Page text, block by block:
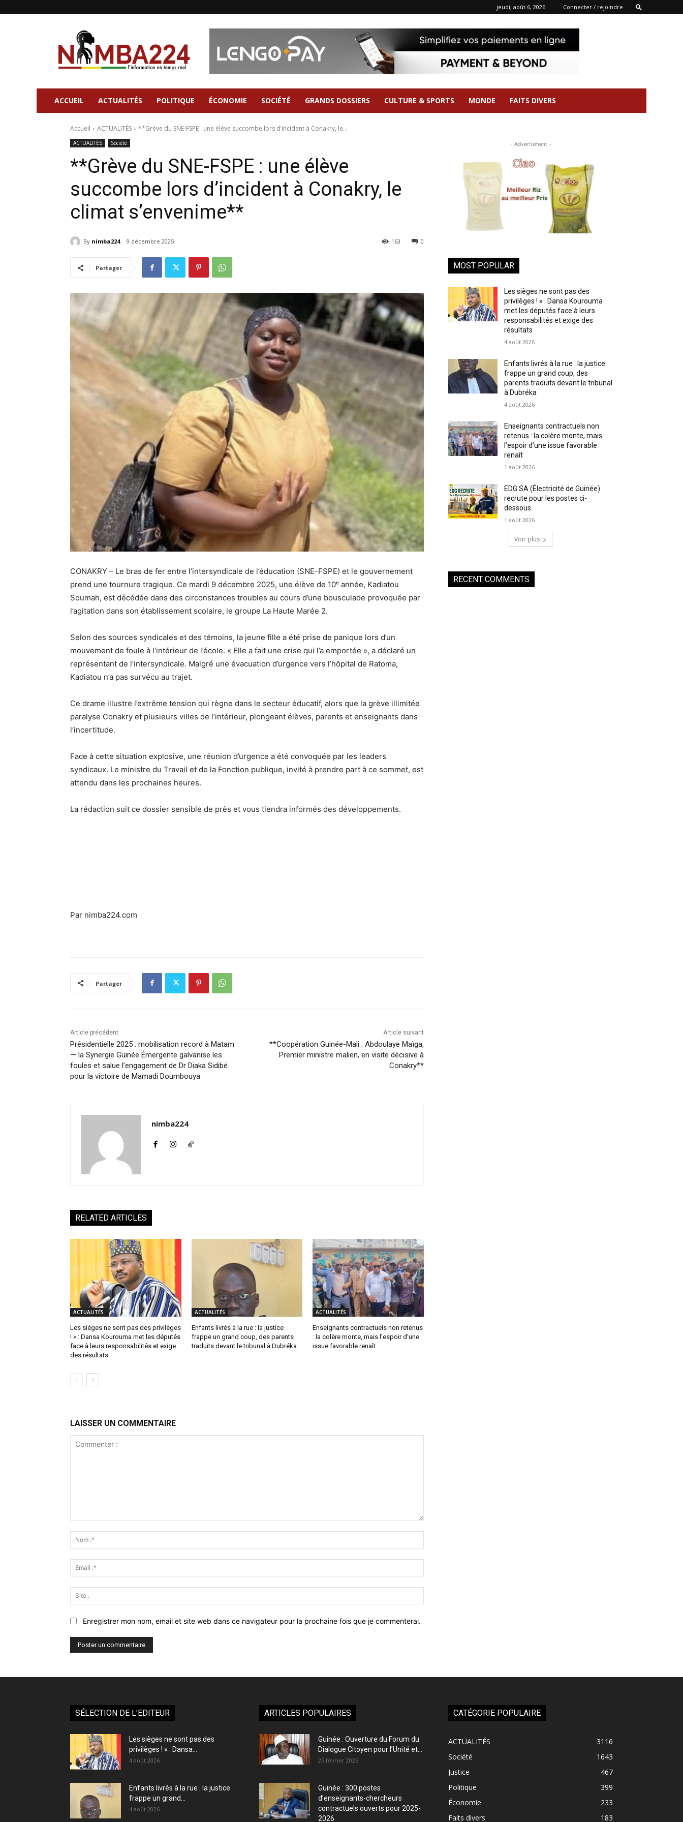
jeudi, août 6, 2026 Connecter / rejoindre
Nimba224
Site
d'information
ACCUEIL ACTUALITÉS POLITIQUE ÉCONOMIE SOCIÉTÉ GRANDS DOSSIERS CULTURE & SPORTS MONDE FAITS DIVERS
Accueil ACTUALITÉS **Grève du SNE-FSPE : une élève succombe lors d’incident à Conakry, le...
ACTUALITÉS Société
**Grève du SNE-FSPE : une élève
succombe lors d’incident à Conakry, le
climat s’envenime**
By nimba224 9 décembre 2025 0
163
Partager
CONAKRY – Le bras de fer entre l’intersyndicale de l’éducation (SNE-FSPE) et le gouvernement
prend une tournure tragique. Ce mardi 9 décembre 2025, une élève de 10ᵉ année, Kadiatou
Soumah, est décédée dans des circonstances troubles au cours d’une bousculade provoquée par
l’agitation dans son établissement scolaire, le groupe La Haute Marée 2.
Selon des sources syndicales et des témoins, la jeune fille a été prise de panique lors d’un
mouvement de foule à l’intérieur de l’école. « Elle a fait une crise qui l’a emportée », a déclaré un
représentant de l’intersyndicale. Malgré une évacuation d’urgence vers l’hôpital de Ratoma,
Kadiatou n’a pas survécu au trajet.
Ce drame illustre l’extrême tension qui règne dans le secteur éducatif, alors que la grève illimitée
paralyse Conakry et plusieurs villes de l’intérieur, plongeant élèves, parents et enseignants dans
l’incertitude.
Face à cette situation explosive, une réunion d’urgence a été convoquée par les leaders
syndicaux. Le ministre du Travail et de la Fonction publique, invité à prendre part à ce sommet, est
attendu dans les prochaines heures.
La rédaction suit ce dossier sensible de près et vous tiendra informés des développements.
Par nimba224.com
Partager
Article précédent
Présidentielle 2025 : mobilisation record à Matam
— la Synergie Guinée Émergente galvanise les
foules et salue l’engagement de Dr Diaka Sidibé
pour la victoire de Mamadi Doumbouya
Article suivant
**Coopération Guinée-Mali : Abdoulaye Maïga,
Premier ministre malien, en visite décisive à
Conakry**
nimba224
RELATED ARTICLES
ACTUALITÉS
Les sièges ne sont pas des privilèges
! » : Dansa Kourouma met les députés
face à leurs responsabilités et exige
des résultats
ACTUALITÉS
Enfants livrés à la rue : la justice
frappe un grand coup, des parents
traduits devant le tribunal à Dubréka
ACTUALITÉS
Enseignants contractuels non retenus
: la colère monte, mais l’espoir d’une
issue favorable renaît
LAISSER UN COMMENTAIRE
:*
:*
:
Enregistrer mon nom, email et site web dans ce navigateur pour la prochaine fois que je commenterai.
- Advertisment -
MOST POPULAR
Les sièges ne sont pas des
privilèges ! » : Dansa Kourouma
met les députés face à leurs
responsabilités et exige des
résultats
4 août 2026
Enfants livrés à la rue : la justice
frappe un grand coup, des
parents traduits devant le tribunal
à Dubréka
4 août 2026
Enseignants contractuels non
retenus : la colère monte, mais
l’espoir d’une issue favorable
renaît
1 août 2026
EDG SA (Électricité de Guinée)
recrute pour les postes ci-
dessous.
1 août 2026
Voir plus
RECENT COMMENTS
SÉLECTION DE L'EDITEUR
Les sièges ne sont pas des
privilèges ! » : Dansa...
4 août 2026
Enfants livrés à la rue : la justice
frappe un grand...
4 août 2026
ARTICLES POPULAIRES
Guinée : Ouverture du Forum du
Dialogue Citoyen pour l’Unité et...
25 février 2025
Guinée : 300 postes
d’enseignants-chercheurs
contractuels ouverts pour 2025-
2026
CATÉGORIE POPULAIRE
ACTUALITÉS
3116
Société
1643
Justice
467
Politique
399
Économie
233
Faits divers
183